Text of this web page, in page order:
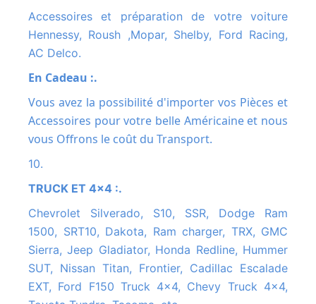
Accessoires et préparation de votre voiture
Hennessy, Roush ,Mopar, Shelby, Ford Racing,
AC Delco.
En Cadeau :.
Vous avez la possibilité d'importer vos Pièces et
Accessoires pour votre belle Américaine et nous
vous Offrons le coût du Transport.
10.
TRUCK ET 4x4 :.
Chevrolet Silverado, S10, SSR, Dodge Ram
1500, SRT10, Dakota, Ram charger, TRX, GMC
Sierra, Jeep Gladiator, Honda Redline, Hummer
SUT, Nissan Titan, Frontier, Cadillac Escalade
EXT, Ford F150 Truck 4x4, Chevy Truck 4x4,